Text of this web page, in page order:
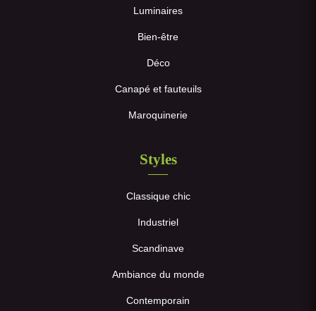
Luminaires
Bien-être
Déco
Canapé et fauteuils
Maroquinerie
Styles
Classique chic
Industriel
Scandinave
Ambiance du monde
Contemporain